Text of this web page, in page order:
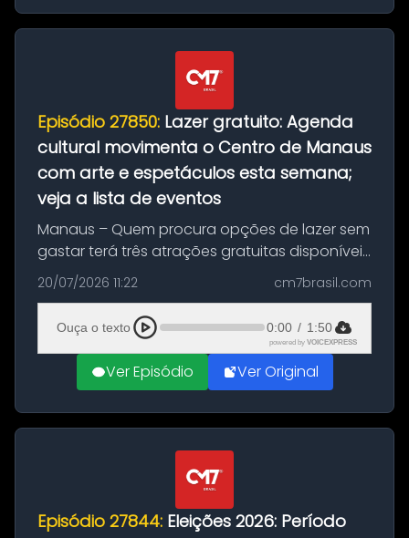
Episódio 27850: Lazer gratuito: Agenda
cultural movimenta o Centro de Manaus
com arte e espetáculos esta semana;
veja a lista de eventos
Manaus – Quem procura opções de lazer sem
gastar terá três atrações gratuitas disponíveis
entre esta segunda-feira (20) e quinta-feira
(23). A programação inclui uma exposição
dedicada à história das ...
20/07/2026 11:22 cm7brasil.com
Ouça o texto 0:00 / 1:50
powered by VOICEXPRESS
Ver Episódio Ver Original
Episódio 27844: Eleições 2026: Período